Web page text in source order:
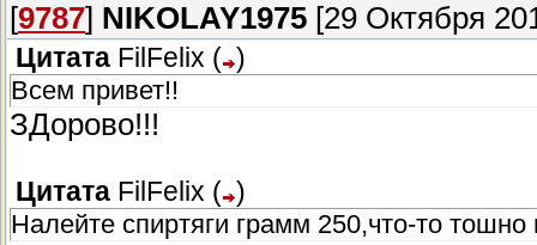
[9787] NIKOLAY1975 [29 Октября
Цитата FilFelix ( )
Всем привет!!
ЗДорово!!!
Цитата FilFelix ( )
Налейте спиртяги грамм 250,что-то